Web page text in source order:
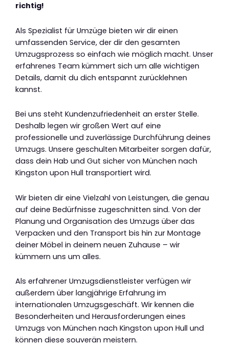
richtig!
Als Spezialist für Umzüge bieten wir dir einen
umfassenden Service, der dir den gesamten
Umzugsprozess so einfach wie möglich macht. Unser
erfahrenes Team kümmert sich um alle wichtigen
Details, damit du dich entspannt zurücklehnen
kannst.
Bei uns steht Kundenzufriedenheit an erster Stelle.
Deshalb legen wir großen Wert auf eine
professionelle und zuverlässige Durchführung deines
Umzugs. Unsere geschulten Mitarbeiter sorgen dafür,
dass dein Hab und Gut sicher von München nach
Kingston upon Hull transportiert wird.
Wir bieten dir eine Vielzahl von Leistungen, die genau
auf deine Bedürfnisse zugeschnitten sind. Von der
Planung und Organisation des Umzugs über das
Verpacken und den Transport bis hin zur Montage
deiner Möbel in deinem neuen Zuhause – wir
kümmern uns um alles.
Als erfahrener Umzugsdienstleister verfügen wir
außerdem über langjährige Erfahrung im
internationalen Umzugsgeschäft. Wir kennen die
Besonderheiten und Herausforderungen eines
Umzugs von München nach Kingston upon Hull und
können diese souverän meistern.